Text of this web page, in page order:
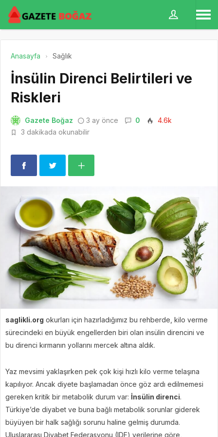
Anasayfa Sağlık
İnsülin Direnci Belirtileri ve
Riskleri
Gazete Boğaz 3 ay önce 0
4.6k
3 dakikada okunabilir
saglikli.org okurları için hazırladığımız bu rehberde, kilo verme
sürecindeki en büyük engellerden biri olan insülin direncini ve
bu direnci kırmanın yollarını mercek altına aldık.
Yaz mevsimi yaklaşırken pek çok kişi hızlı kilo verme telaşına
kapılıyor. Ancak diyete başlamadan önce göz ardı edilmemesi
gereken kritik bir metabolik durum var: İnsülin direnci.
Türkiye’de diyabet ve buna bağlı metabolik sorunlar giderek
büyüyen bir halk sağlığı sorunu haline gelmiş durumda.
Uluslararası Diyabet Federasyonu (IDF) verilerine göre,